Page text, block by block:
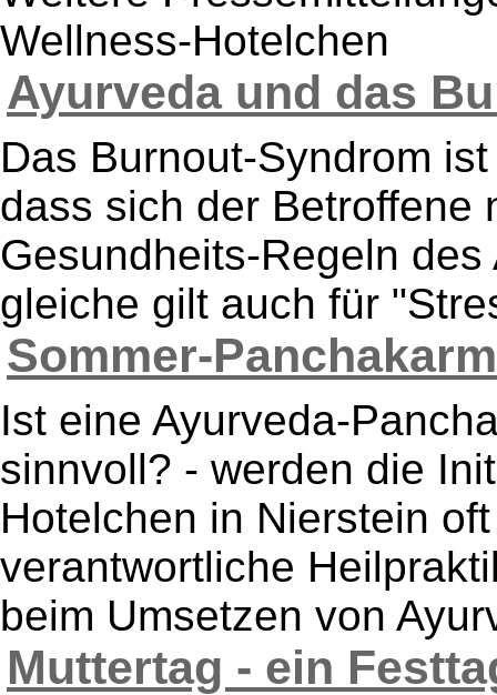
Wellness-Hotelchen
Ayurveda und das
Das Burnout-Syndrom
dass sich der Betroffene
Gesundheits-Regeln
gleiche gilt auch für
Sommer-
Ist eine Ayurveda-
sinnvoll? - werden die
Hotelchen in Nierstein
verantwortliche
beim Umsetzen von
Muttertag - ein